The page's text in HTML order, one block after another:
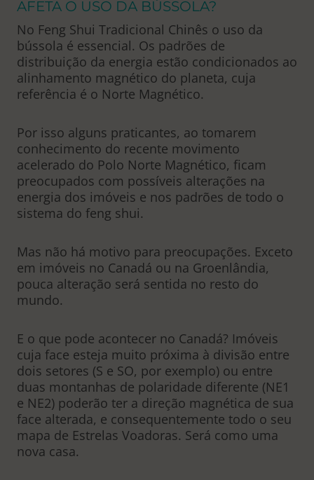
AFETA O USO DA BÚSSOLA?
No Feng Shui Tradicional Chinês o uso da
bússola é essencial. Os padrões de
distribuição da energia estão condicionados ao
alinhamento magnético do planeta, cuja
referência é o Norte Magnético.
Por isso alguns praticantes, ao tomarem
conhecimento do recente movimento
acelerado do Polo Norte Magnético, ficam
preocupados com possíveis alterações na
energia dos imóveis e nos padrões de todo o
sistema do feng shui.
Mas não há motivo para preocupações. Exceto
em imóveis no Canadá ou na Groenlândia,
pouca alteração será sentida no resto do
mundo.
E o que pode acontecer no Canadá? Imóveis
cuja face esteja muito próxima à divisão entre
dois setores (S e SO, por exemplo) ou entre
duas montanhas de polaridade diferente (NE1
e NE2) poderão ter a direção magnética de sua
face alterada, e consequentemente todo o seu
mapa de Estrelas Voadoras. Será como uma
nova casa.